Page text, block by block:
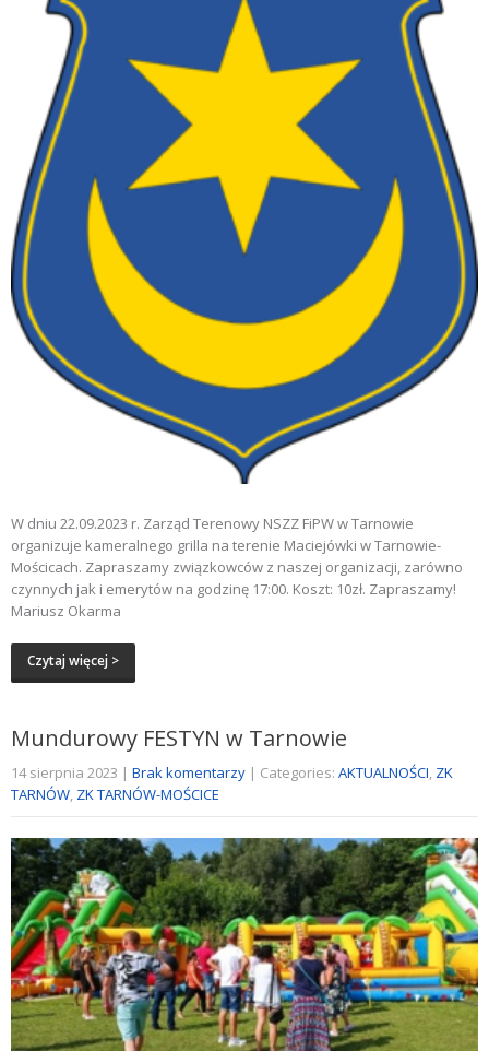
W dniu 22.09.2023 r. Zarząd Terenowy NSZZ FiPW w Tarnowie
organizuje kameralnego grilla na terenie Maciejówki w Tarnowie-
Mościcach. Zapraszamy związkowców z naszej organizacji, zarówno
czynnych jak i emerytów na godzinę 17:00. Koszt: 10zł. Zapraszamy!
Mariusz Okarma
Czytaj więcej >
Mundurowy FESTYN w Tarnowie
14 sierpnia 2023 | Brak komentarzy | Categories: AKTUALNOŚCI, ZK
TARNÓW, ZK TARNÓW-MOŚCICE